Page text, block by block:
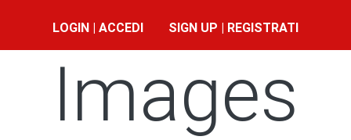
LOGIN | ACCEDI SIGN UP | REGISTRATI
Images